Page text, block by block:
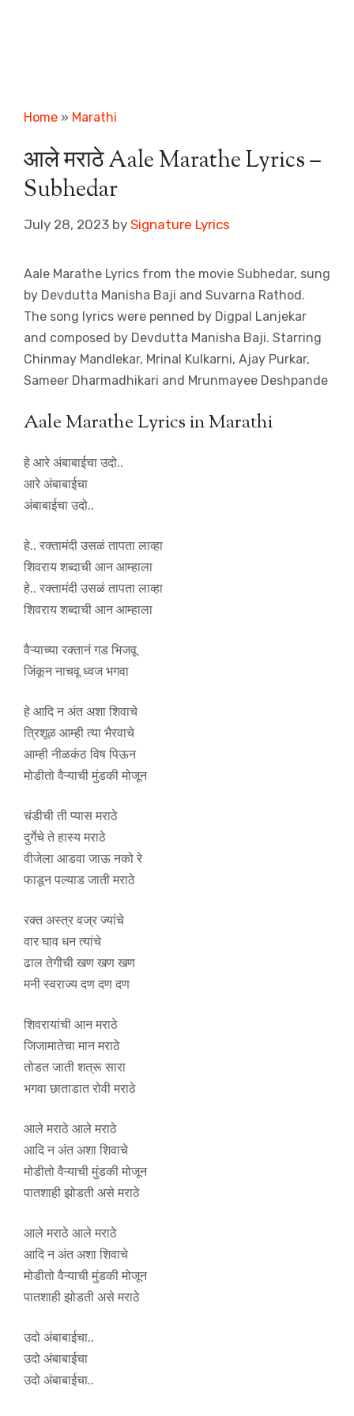
Home » Marathi
आले मराठे Aale Marathe Lyrics –
Subhedar
July 28, 2023 by Signature Lyrics
Aale Marathe Lyrics from the movie Subhedar, sung
by Devdutta Manisha Baji and Suvarna Rathod.
The song lyrics were penned by Digpal Lanjekar
and composed by Devdutta Manisha Baji. Starring
Chinmay Mandlekar, Mrinal Kulkarni, Ajay Purkar,
Sameer Dharmadhikari and Mrunmayee Deshpande
Aale Marathe Lyrics in Marathi
हे आरे अंबाबाईचा उदो..
आरे अंबाबाईचा
अंबाबाईचा उदो..
हे.. रक्तामंदी उसळं तापता लाव्हा
शिवराय शब्दाची आन आम्हाला
हे.. रक्तामंदी उसळं तापता लाव्हा
शिवराय शब्दाची आन आम्हाला
वैऱ्याच्या रक्तानं गड भिजवू
जिंकून नाचवू ध्वज भगवा
हे आदि न अंत अशा शिवाचे
त्रिशूळ आम्ही त्या भैरवाचे
आम्ही नीळकंठ विष पिऊन
मोडीतो वैऱ्याची मुंडकी मोजून
चंडीची ती प्यास मराठे
दुर्गेचे ते हास्य मराठे
वीजेला आडवा जाऊ नको रे
फाडून पल्याड जाती मराठे
रक्त अस्त्र वज्र ज्यांचे
वार घाव धन त्यांचे
ढाल तेगीची खण खण खण
मनी स्वराज्य दण दण दण
शिवरायांची आन मराठे
जिजामातेचा मान मराठे
तोडत जाती शत्रू सारा
भगवा छाताडात रोवी मराठे
आले मराठे आले मराठे
आदि न अंत अशा शिवाचे
मोडीतो वैऱ्याची मुंडकी मोजून
पातशाही झोडती असे मराठे
आले मराठे आले मराठे
आदि न अंत अशा शिवाचे
मोडीतो वैऱ्याची मुंडकी मोजून
पातशाही झोडती असे मराठे
उदो अंबाबाईचा..
उदो अंबाबाईचा
उदो अंबाबाईचा..